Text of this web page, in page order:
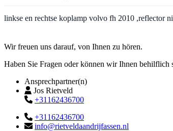
linkse en rechtse koplamp volvo fh 2010 ,reflector
Wir freuen uns darauf, von Ihnen zu hören.
Haben Sie Fragen oder können wir Ihnen behilflich
Ansprechpartner(n)
Jos Rietveld
+31162436700
+31162436700
info@rietveldaandrijfassen.nl